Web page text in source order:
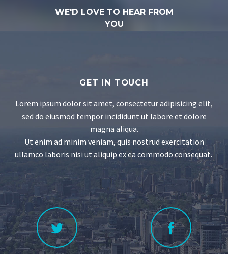
WE'D LOVE TO HEAR FROM
YOU
GET IN TOUCH
Lorem ipsum dolor sit amet, consectetur adipisicing elit,
sed do eiusmod tempor incididunt ut labore et dolore
magna aliqua.
Ut enim ad minim veniam, quis nostrud exercitation
ullamco laboris nisi ut aliquip ex ea commodo consequat.